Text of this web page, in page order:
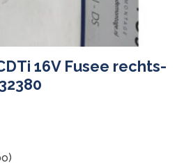
16V Fusee rechts-